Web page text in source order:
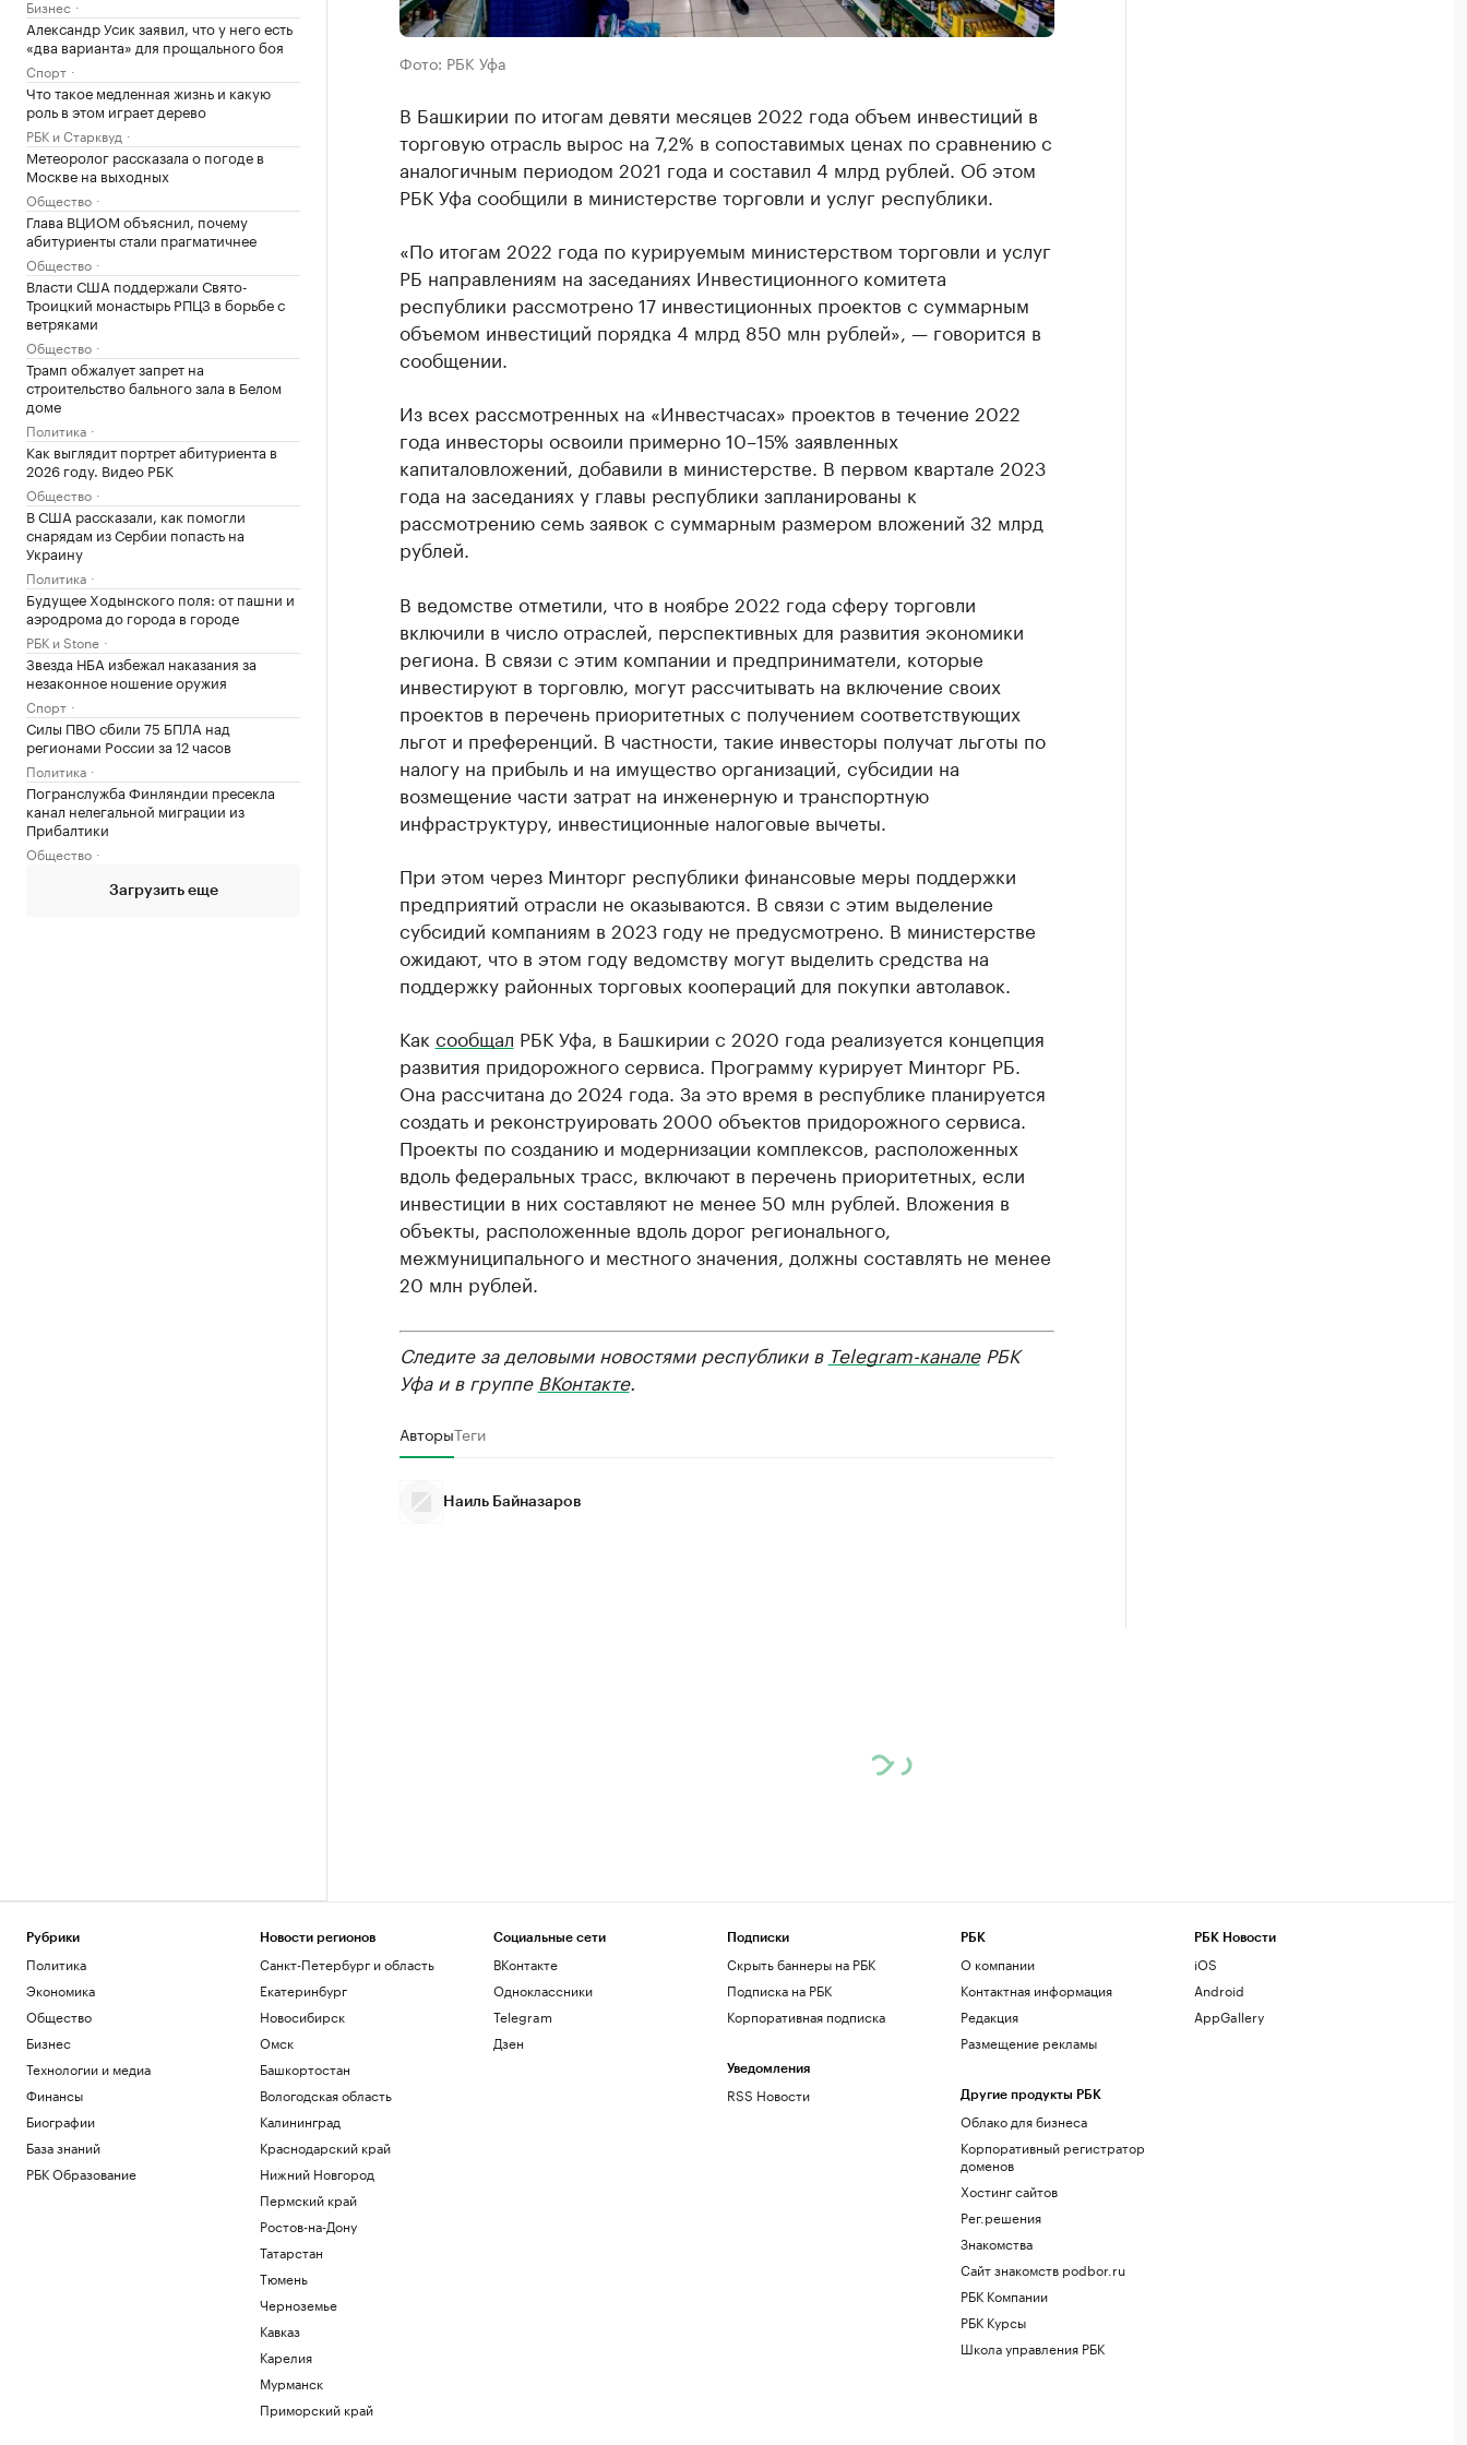
Бизнес
Александр Усик заявил, что у него есть
«два варианта» для прощального боя
Спорт
Что такое медленная жизнь и какую
роль в этом играет дерево
РБК и Старквуд
Метеоролог рассказала о погоде в
Москве на выходных
Общество
Глава ВЦИОМ объяснил, почему
абитуриенты стали прагматичнее
Общество
Власти США поддержали Свято-
Троицкий монастырь РПЦЗ в борьбе с
ветряками
Общество
Трамп обжалует запрет на
строительство бального зала в Белом
доме
Политика
Как выглядит портрет абитуриента в
2026 году. Видео РБК
Общество
В США рассказали, как помогли
снарядам из Сербии попасть на
Украину
Политика
Будущее Ходынского поля: от пашни и
аэродрома до города в городе
РБК и Stone
Звезда НБА избежал наказания за
незаконное ношение оружия
Спорт
Силы ПВО сбили 75 БПЛА над
регионами России за 12 часов
Политика
Погранслужба Финляндии пресекла
канал нелегальной миграции из
Прибалтики
Общество
Загрузить еще
Фото: РБК Уфа
В Башкирии по итогам девяти месяцев 2022 года объем инвестиций в
торговую отрасль вырос на 7,2% в сопоставимых ценах по сравнению с
аналогичным периодом 2021 года и составил 4 млрд рублей. Об этом
РБК Уфа сообщили в министерстве торговли и услуг республики.
«По итогам 2022 года по курируемым министерством торговли и услуг
РБ направлениям на заседаниях Инвестиционного комитета
республики рассмотрено 17 инвестиционных проектов с суммарным
объемом инвестиций порядка 4 млрд 850 млн рублей», — говорится в
сообщении.
Из всех рассмотренных на «Инвестчасах» проектов в течение 2022
года инвесторы освоили примерно 10–15% заявленных
капиталовложений, добавили в министерстве. В первом квартале 2023
года на заседаниях у главы республики запланированы к
рассмотрению семь заявок с суммарным размером вложений 32 млрд
рублей.
В ведомстве отметили, что в ноябре 2022 года сферу торговли
включили в число отраслей, перспективных для развития экономики
региона. В связи с этим компании и предприниматели, которые
инвестируют в торговлю, могут рассчитывать на включение своих
проектов в перечень приоритетных с получением соответствующих
льгот и преференций. В частности, такие инвесторы получат льготы по
налогу на прибыль и на имущество организаций, субсидии на
возмещение части затрат на инженерную и транспортную
инфраструктуру, инвестиционные налоговые вычеты.
При этом через Минторг республики финансовые меры поддержки
предприятий отрасли не оказываются. В связи с этим выделение
субсидий компаниям в 2023 году не предусмотрено. В министерстве
ожидают, что в этом году ведомству могут выделить средства на
поддержку районных торговых коопераций для покупки автолавок.
Как сообщал РБК Уфа, в Башкирии с 2020 года реализуется концепция
развития придорожного сервиса. Программу курирует Минторг РБ.
Она рассчитана до 2024 года. За это время в республике планируется
создать и реконструировать 2000 объектов придорожного сервиса.
Проекты по созданию и модернизации комплексов, расположенных
вдоль федеральных трасс, включают в перечень приоритетных, если
инвестиции в них составляют не менее 50 млн рублей. Вложения в
объекты, расположенные вдоль дорог регионального,
межмуниципального и местного значения, должны составлять не менее
20 млн рублей.
Следите за деловыми новостями республики в Telegram-каналеРБК
Уфа и в группе ВКонтакте.
АвторыТеги
Наиль Байназаров
Рубрики
Политика
Экономика
Общество
Бизнес
Технологии и медиа
Финансы
Биографии
База знаний
РБК Образование
Новости регионов
Санкт-Петербург и область
Екатеринбург
Новосибирск
Омск
Башкортостан
Вологодская область
Калининград
Краснодарский край
Нижний Новгород
Пермский край
Ростов-на-Дону
Татарстан
Тюмень
Черноземье
Кавказ
Карелия
Мурманск
Приморский край
Социальные сети
ВКонтакте
Одноклассники
Telegram
Дзен
Подписки
Скрыть баннеры на РБК
Подписка на РБК
Корпоративная подписка
Уведомления
RSS Новости
РБК
О компании
Контактная информация
Редакция
Размещение рекламы
Другие продукты РБК
Облако для бизнеса
Корпоративный регистратор
доменов
Хостинг сайтов
Рег.решения
Знакомства
Сайт знакомств podbor.ru
РБК Компании
РБК Курсы
Школа управления РБК
РБК Новости
iOS
Android
AppGallery